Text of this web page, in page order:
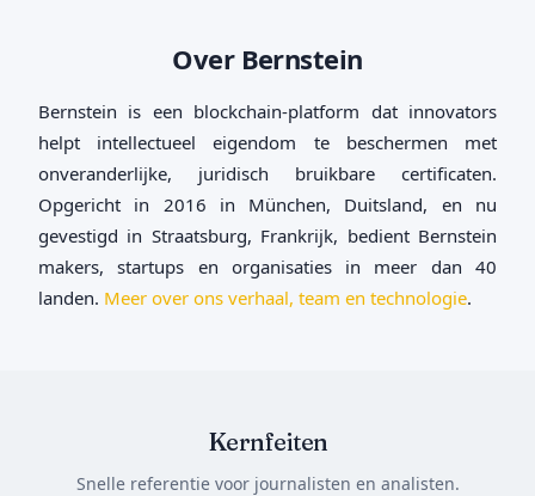
Over Bernstein
Bernstein is een blockchain-platform dat innovators
helpt intellectueel eigendom te beschermen met
onveranderlijke, juridisch bruikbare certificaten.
Opgericht in 2016 in München, Duitsland, en nu
gevestigd in Straatsburg, Frankrijk, bedient Bernstein
makers, startups en organisaties in meer dan 40
landen. Meer over ons verhaal, team en technologie.
Kernfeiten
Snelle referentie voor journalisten en analisten.